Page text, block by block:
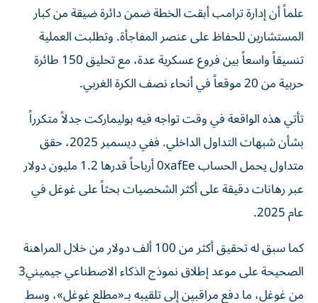
علماً أن إدارة ترامب أبقت الخطة ضمن دائرة ضيقة من كبار
المستشارين للحفاظ على عنصر المفاجأة. وتطلبت العملية
تنسيقاً واسعاً بين فروع عسكرية عدة، مع تحليق 150 طائرة
حربية من 20 موقعاً في أنحاء نصف الكرة الغربي.
تأتي هذه الواقعة في وقت تواجه فيه بوليماركت جدلاً متكرراً
بشأن شبهات التداول الداخلي. ففي ديسمبر 2025، حقق
متداول يحمل الحساب 0xafEe أرباحاً قدرها 1.2 مليون دولار
عبر رهانات دقيقة على أكثر الشخصيات بحثاً على غوغل في
عام 2025.
كما سبق له تحقيق أكثر من 100 ألف دولار من خلال المراهنة
الصحيحة على موعد إطلاق نموذج الذكاء الاصطناعي جيميني3
من غوغل، ما دفع مراقبين إلى تلقيبه بـ«مطلع غوغل»، وسط